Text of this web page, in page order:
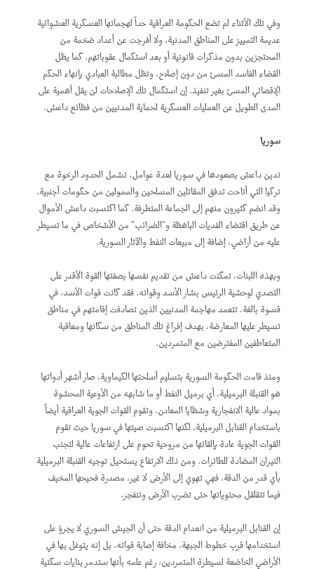
وفي تلك الأثناء لم تضع الحكومة العراقية حداً لهجماتها العسكرية العشوائية
عديمة التمييز على المناطق المدنية، ولا أفرجت عن أعداد ضخمة من
المحتجزين بدون مذكرات قانونية أو بعد استكمال عقوباتهم. كما يظل
القضاء الفاسد المسئ من دون إصلاح، وتظل مطالبة العبادي بإنهاء الحكم
الإقصائي المسئ بغير تنفيذ. إن استكمال تلك الإصلاحات لن يقل أهمية على
المدى الطويل عن العمليات العسكرية لحماية المدنيين من فظائع داعش.
سوريا
تدين داعش بصعودها في سوريا لعدة عوامل، تشمل الحدود الرخوة مع
تركيا التي أتاحت تدفق المقاتلين المسلحين والممولين من حكومات أجنبية.
وقد انضم كثيرون منهم إلى الجماعة المتطرفة. كما اكتسبت داعش الأموال
عن طريق اقتضاء الفديات الباهظة و"الضرائب" من الأشخاص في ما تسيطر
عليه من أراضي، إضافة إلى مبيعات النفط والآثار السورية.
وبهذه اللبنات، تمكنت داعش من تقديم نفسها بصفتها القوة الأقدر على
التصدي لوحشية الرئيس بشار الأسد وقواته. فقد كانت قوات الأسد، في
قسوة بالغة، تتعمد مهاجمة المدنيين الذين تصادفت إقامتهم في مناطق
تسيطر عليها المعارضة، بهدف إفراغ تلك المناطق من سكانها ومعاقبة
المتعاطفين المفترضين مع المتمردين.
ومنذ قامت الحكومة السورية بتسليم أسلحتها الكيماوية، صار أشهر أدواتها
هو القنبلة البرميلية، أي برميل النفط أو ما شابهه من الأوعية المحشوة
بمواد عالية الانفجارية وشظايا المعادن. وتقوم القوات الجوية العراقية أيضاً
باستخدام القنابل البرميلية، لكنها اكتسبت صيتها في سوريا حيث تقوم
القوات الجوية عادة بإلقائها من مروحية تحوم على ارتفاعات عالية لتجنب
النيران المضادة للطائرات. ومن ذلك الارتفاع يستحيل توجيه القنبلة البرميلية
بأي قدر من الدقة، فهي تهوي إلى الأرض لا غير، مصدرة فحيحها المخيف
فيما تتقلقل محتوياتها حتى تضرب الأرض وتنفجر.
إن القنابل البرميلية من انعدام الدقة حتى أن الجيش السوري لا يجرؤ على
استخدامها قرب خطوط الجبهة، مخافة إصابة قواته، بل إنه يتوغل بها في
الأراضي الخاضعة لسيطرة المتمردين، رغم علمه بأنها ستدمر بنايات سكنية